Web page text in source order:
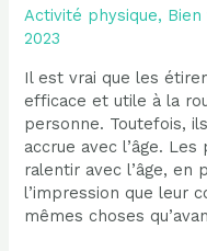
Activité physique, Bien
2023
Il est vrai que les
efficace et utile à la
personne. Toutefois,
accrue avec l’âge.
ralentir avec l’âge, en
l’impression que leur
mêmes choses